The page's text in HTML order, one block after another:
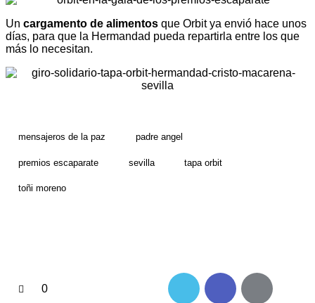
Un cargamento de alimentos que Orbit ya envió hace unos
días, para que la Hermandad pueda repartirla entre los que
más lo necesitan.
mensajeros de la paz padre angel
premios escaparate sevilla tapa orbit
toñi moreno
0